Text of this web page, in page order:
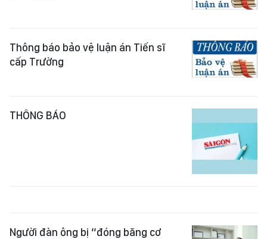
Thông báo bảo vệ luận án Tiến sĩ
cấp Trường
THÔNG BÁO
Người đàn ông bị “đóng băng cơ